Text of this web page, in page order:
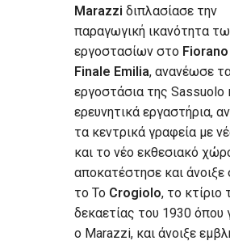
Marazzi διπλασίασε την
παραγωγική ικανότητα
εργοστασίων στο Fiorano
Finale Emilia, ανανέωσε
εργοστάσια της Sassuolo
ερευνητικά εργαστήρια,
τα κεντρικά γραφεία με
και το νέο εκθεσιακό
αποκατέστησε και άνοιξε
το Το Crogiolo, το κτίριο
δεκαετίας του 1930 όπου
ο Marazzi, και άνοιξε